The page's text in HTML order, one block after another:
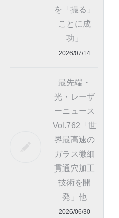
を「撮る」
ことに成
功」
2026/07/14
最先端・
光・レーザ
ーニュース
Vol.762「世
界最高速の
ガラス微細
貫通穴加工
技術を開
発」他
2026/06/30